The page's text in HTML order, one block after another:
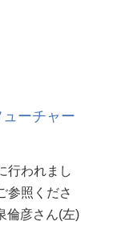
ーチャー
行われまし
参照くださ
倫彦さん(左)